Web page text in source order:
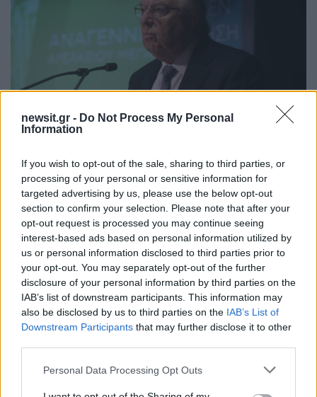
newsit.gr - Do Not Process My Personal
Information
If you wish to opt-out of the sale, sharing to third parties, or
processing of your personal or sensitive information for
targeted advertising by us, please use the below opt-out
section to confirm your selection. Please note that after your
opt-out request is processed you may continue seeing
interest-based ads based on personal information utilized by
us or personal information disclosed to third parties prior to
your opt-out. You may separately opt-out of the further
disclosure of your personal information by third parties on the
IAB’s list of downstream participants. This information may
also be disclosed by us to third parties on the IAB’s List of
Downstream Participants that may further disclose it to other
Please note that this website/app uses one or more Google
Personal Data Processing Opt Outs
06:59 26.02.21
Μπαμπινιώτης για τους απόφοιτους του
Αρσακείου: Πάω στον εισαγγελέα για να
κληθούν να καταθέσουν